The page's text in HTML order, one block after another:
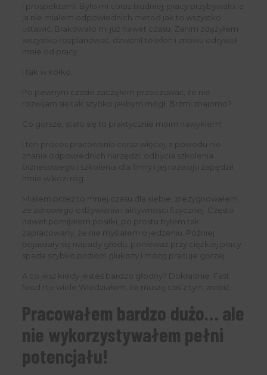
i prospektami. Było mi coraz trudniej, pracy przybywało, a
ja nie miałem odpowiednich metod jak to wszystko
ustawić. Brakowało mi już nawet czasu. Zanim zdążyłem
wszystko rozplanować, dzwonił telefon i znowu odrywał
mnie od pracy.
I tak w kółko.
Po pewnym czasie zacząłem przeczuwać, że nie
rozwijam się tak szybko jakbym mógł. Brzmi znajomo?
Co gorsze, stało się to praktycznie moim nawykiem!
I ten proces pracowania coraz więcej, z powodu nie
znania odpowiednich narzędzi, odbycia szkolenia
biznesowego i szkolenia dla firmy i jej rozwoju zapędził
mnie w kozi róg.
Miałem przez to mniej czasu dla siebie, zrezygnowałem
ze zdrowego odżywiania i aktywności fizycznej. Często
nawet pomijałem posiłki, po prostu byłem tak
zapracowany, że nie myślałem o jedzeniu. Później
pojawiały się napady głodu, ponieważ przy ciężkiej pracy
spada szybko poziom glukozy i mózg pracuje gorzej.
A co jesz kiedy jesteś bardzo głodny? Dokładnie. Fast
food.I to wiele.Wiedziałem, że muszę coś z tym zrobić.
Pracowałem bardzo dużo… ale
nie wykorzystywałem pełni
potencjału!